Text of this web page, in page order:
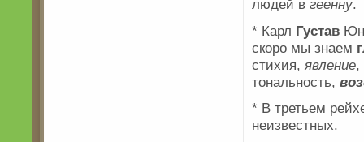
людей в геенну.
* Карл Густав
скоро мы знаем
стихия, явление,
тональность,
* В третьем
неизвестных.